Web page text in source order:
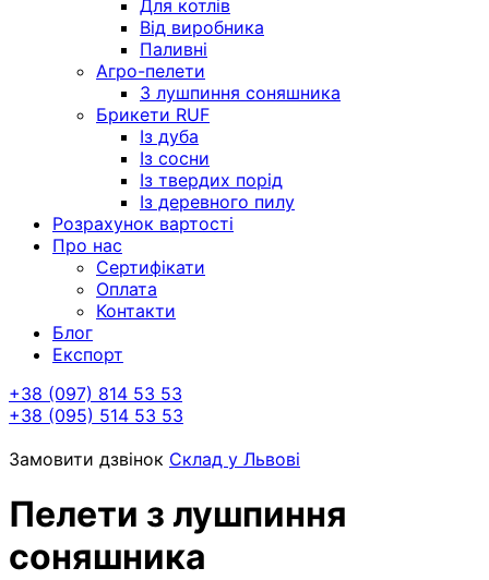
Для котлів
Від виробника
Паливні
Агро-пелети
З лушпиння соняшника
Брикети RUF
Із дуба
Із сосни
Із твердих порід
Із деревного пилу
Розрахунок вартості
Про нас
Сертифікати
Оплата
Контакти
Блог
Експорт
+38 (097) 814 53 53
+38 (095) 514 53 53
Замовити дзвінок Склад у Львові
Пелети з лушпиння
соняшника